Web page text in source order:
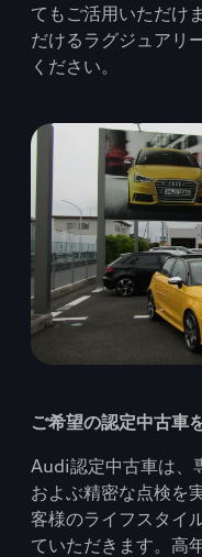
てもご活用いただけ
だけるラグジュアリ
ください。
ご希望の認定中古車
Audi認定中古車は、
およぶ精密な点検を
客様のライフスタイ
ていただきます。高